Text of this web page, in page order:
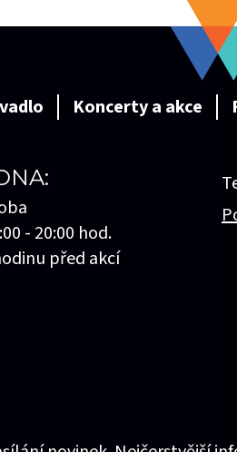
Koncerty a akce
- 20:00 hod.
před akcí